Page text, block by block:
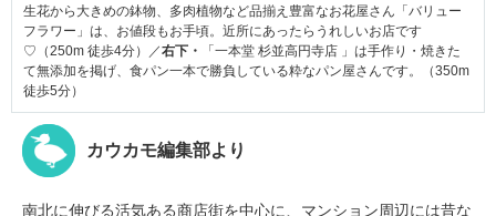
生花から大きめの鉢物、多肉植物など品揃え豊富なお花屋さん「バリュー
フラワー」は、お値段もお手頃。近所にあったらうれしいお店です
♡（250m 徒歩4分）／右下・
「一本堂 杉並高円寺店 」は手作り・焼きた
て無添加を掲げ、食パン一本で勝負している粋なパン屋さんです。（350m
徒歩5分）
カウカモ編集部より
南北に伸びる活気ある商店街を中心に、マンション周辺には昔な